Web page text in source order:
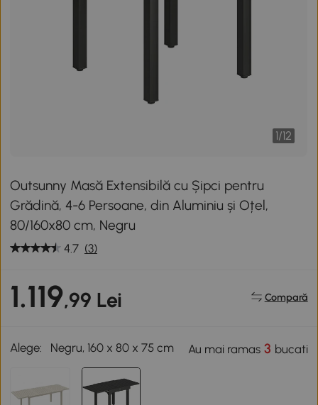
1/12
Outsunny Masă Extensibilă cu Șipci pentru
Grădină, 4-6 Persoane, din Aluminiu și Oțel,
80/160x80 cm, Negru
4.7 (3)
1.119,99 Lei Compară
Alege: Negru, 160 x 80 x 75 cm Au mai ramas3 bucati